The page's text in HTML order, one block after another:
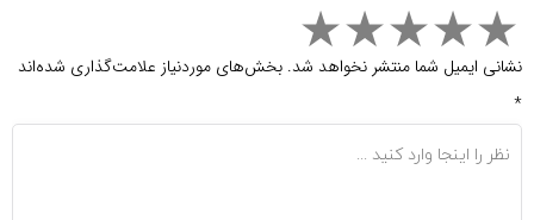
نشانی ایمیل شما منتشر نخواهد شد. بخش‌های موردنیاز علامت‌گذاری شده‌اند
*